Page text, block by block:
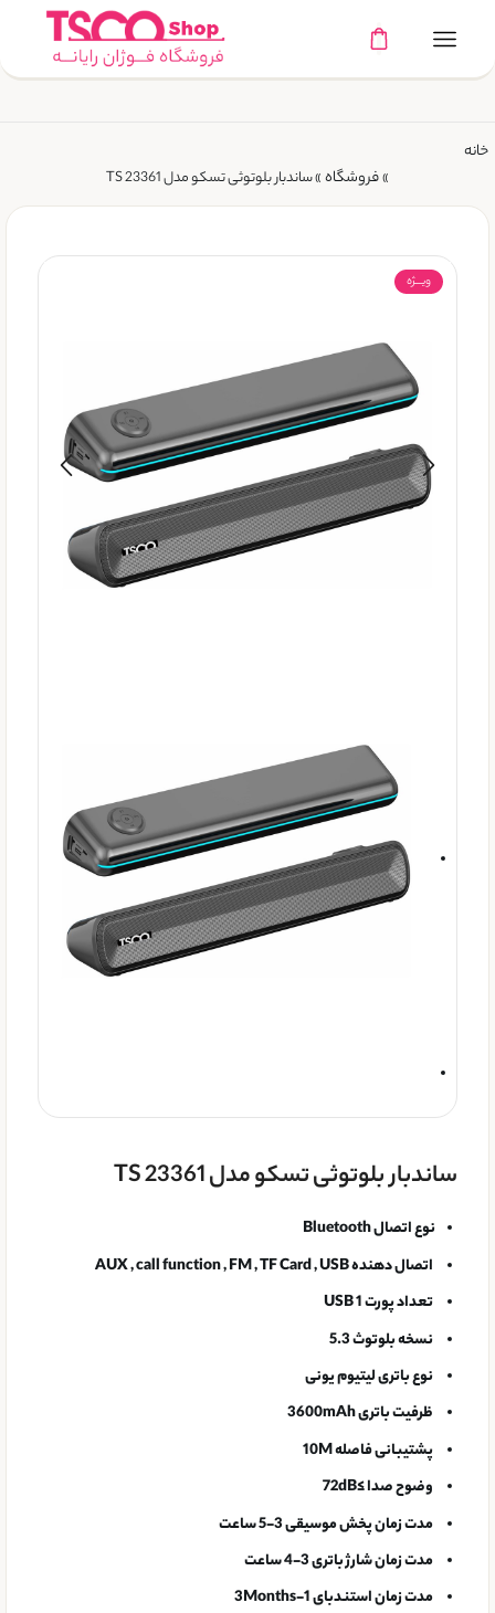
خانه
»فروشگاه»ساندبار بلوتوثی تسکو مدل TS 23361
ویـــژه
ساندبار بلوتوثی تسکو مدل TS 23361
نوع اتصالBluetooth
اتصال دهندهAUX , call function , FM , TF Card , USB
تعداد پورت USB1
نسخه بلوتوث5.3
نوع باتریلیتیوم یونی
ظرفیت باتری3600mAh
پشتیبانی فاصله10M
وضوح صدا≥72dB
مدت زمان پخش موسیقی3-5 ساعت
مدت زمان شارژ باتری3-4 ساعت
مدت زمان استندبای1-3Months